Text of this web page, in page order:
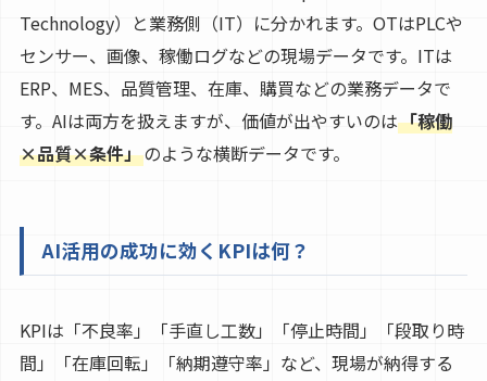
Technology）と業務側（IT）に分かれます。OTはPLCや
センサー、画像、稼働ログなどの現場データです。ITは
ERP、MES、品質管理、在庫、購買などの業務データで
す。AIは両方を扱えますが、価値が出やすいのは「稼働
×品質×条件」のような横断データです。
AI活用の成功に効くKPIは何？
KPIは「不良率」「手直し工数」「停止時間」「段取り時
間」「在庫回転」「納期遵守率」など、現場が納得する